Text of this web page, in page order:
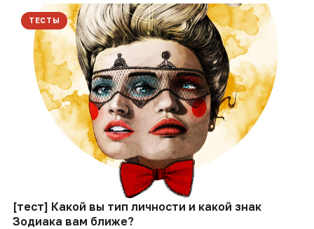
ТЕСТЫ
[тест] Какой вы тип личности и какой знак
Зодиака вам ближе?